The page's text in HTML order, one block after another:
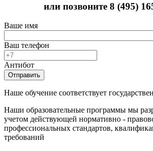
или позвоните 8 (495)
Ваше имя
Ваш телефон
Антибот
Отправить
Наше обучение соответствует
Наши образовательные программы мы
учетом действующей нормативно -
профессиональных стандартов,
требований